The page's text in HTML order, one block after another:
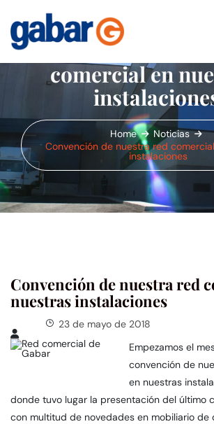
Convención de
comercial en
Home
Noticias
Convención de nuestra red
instalaciones
Convención de nuestra red
nuestras instalaciones
23 de mayo de 2018
Empezamos el
convención de
en nuestras
donde tuvo lugar la presentación del último
con multitud de novedades en mobiliario de